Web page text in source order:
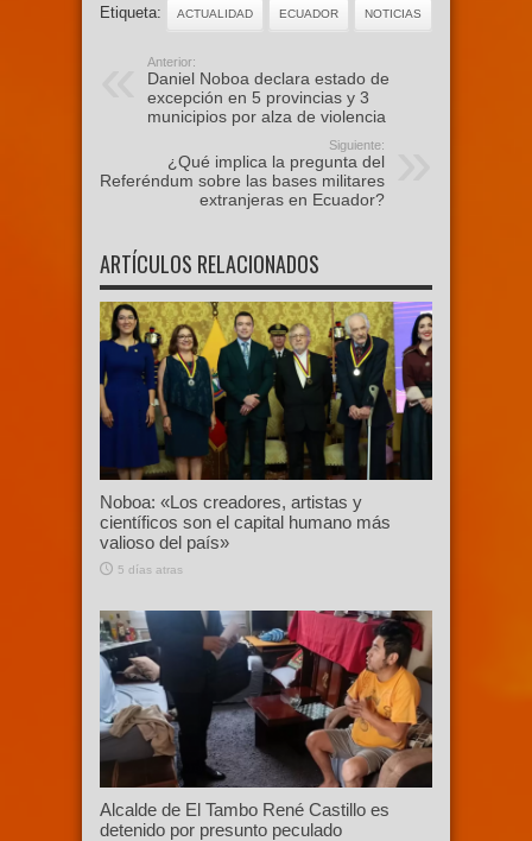
Etiqueta: ACTUALIDAD ECUADOR NOTICIAS
Anterior:
Daniel Noboa declara estado de
excepción en 5 provincias y 3
municipios por alza de violencia
Siguiente:
¿Qué implica la pregunta del
Referéndum sobre las bases militares
extranjeras en Ecuador?
ARTÍCULOS RELACIONADOS
Noboa: «Los creadores, artistas y
científicos son el capital humano más
valioso del país»
5 días atras
Alcalde de El Tambo René Castillo es
detenido por presunto peculado